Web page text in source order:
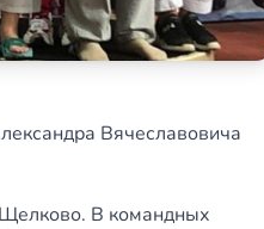
Вячеславовича
Щелково. В командных